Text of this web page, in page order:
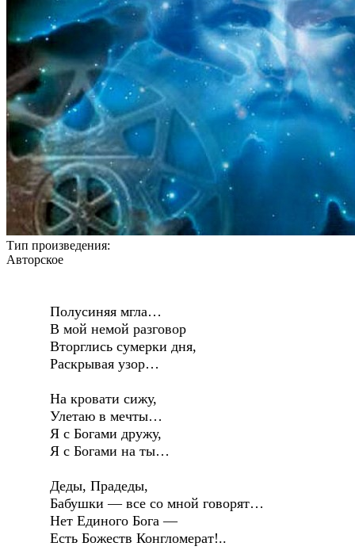
Тип произведения:
Авторское
Полусиняя мгла…
В мой немой разговор
Вторглись сумерки дня,
Раскрывая узор…
На кровати сижу,
Улетаю в мечты…
Я с Богами дружу,
Я с Богами на ты…
Деды, Прадеды,
Бабушки — все со мной говорят…
Нет Единого Бога —
Есть Божеств Конгломерат!..